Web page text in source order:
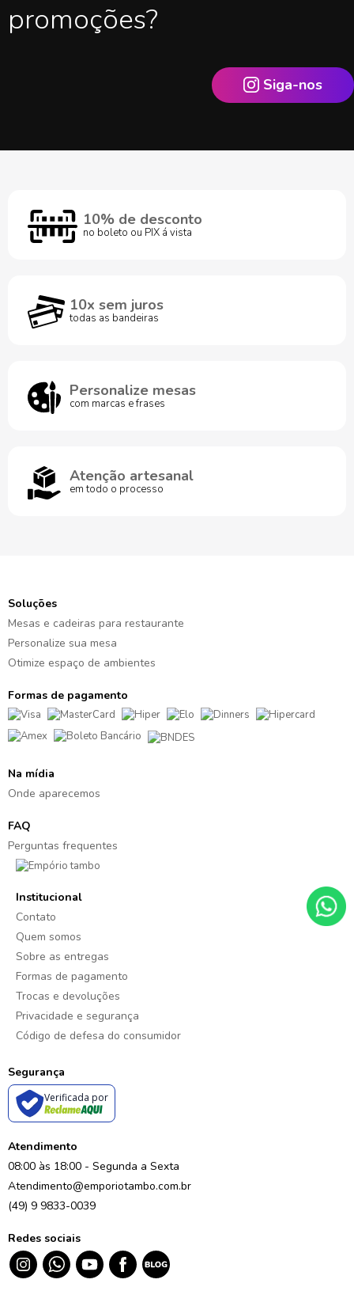
promoções?
Siga-nos
10% de desconto
no boleto ou PIX á vista
10x sem juros
todas as bandeiras
Personalize mesas
com marcas e frases
Atenção artesanal
em todo o processo
Soluções
Mesas e cadeiras para restaurante
Personalize sua mesa
Otimize espaço de ambientes
Formas de pagamento
Na mídia
Onde aparecemos
FAQ
Perguntas frequentes
Institucional
Contato
Quem somos
Sobre as entregas
Formas de pagamento
Trocas e devoluções
Privacidade e segurança
Código de defesa do consumidor
Segurança
Verificada por
Atendimento
08:00 às 18:00 - Segunda a Sexta
Atendimento@emporiotambo.com.br
(49) 9 9833-0039
Redes sociais